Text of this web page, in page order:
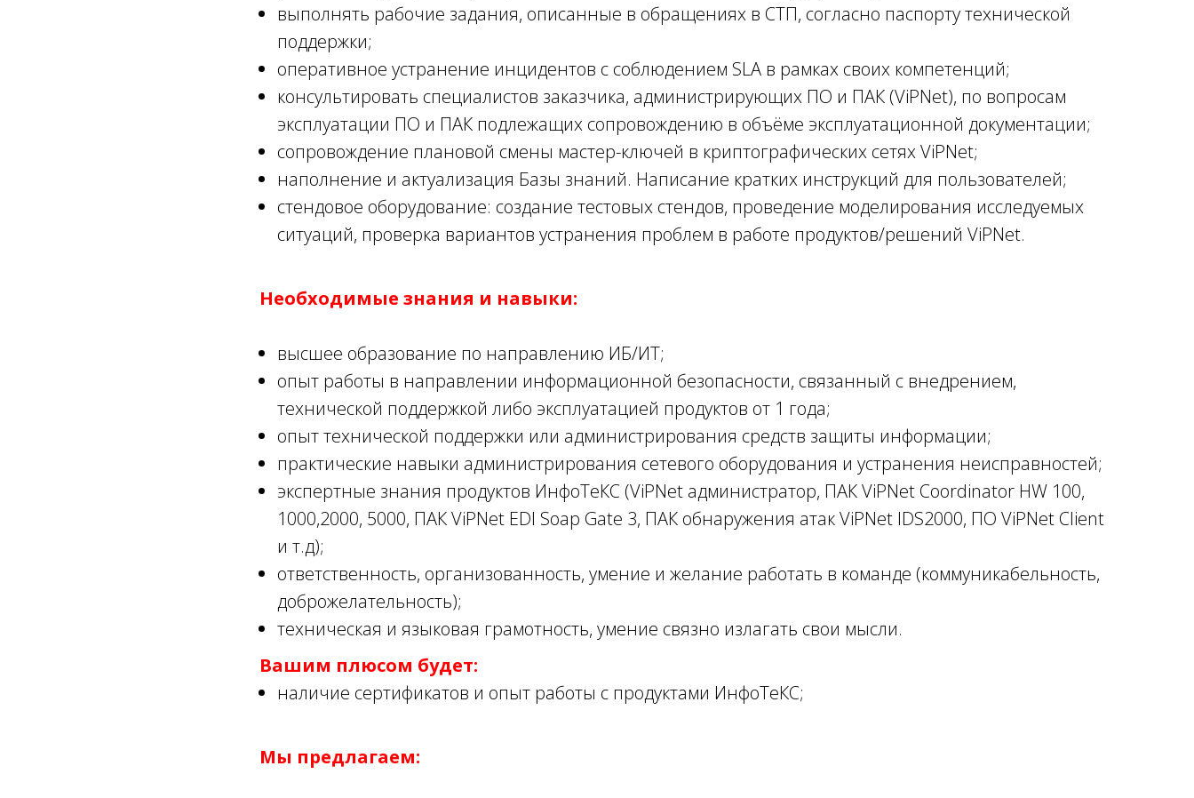
выполнять рабочие задания, описанные в обращениях в СТП, согласно паспорту технической
поддержки;
оперативное устранение инцидентов с соблюдением SLA в рамках своих компетенций;
консультировать специалистов заказчика, администрирующих ПО и ПАК (ViPNet), по вопросам
эксплуатации ПО и ПАК подлежащих сопровождению в объёме эксплуатационной документации;
сопровождение плановой смены мастер-ключей в криптографических сетях ViPNet;
наполнение и актуализация Базы знаний. Написание кратких инструкций для пользователей;
стендовое оборудование: создание тестовых стендов, проведение моделирования исследуемых
ситуаций, проверка вариантов устранения проблем в работе продуктов/решений ViPNet.
Необходимые знания и навыки:
высшее образование по направлению ИБ/ИТ;
опыт работы в направлении информационной безопасности, связанный с внедрением,
технической поддержкой либо эксплуатацией продуктов от 1 года;
опыт технической поддержки или администрирования средств защиты информации;
практические навыки администрирования сетевого оборудования и устранения неисправностей;
экспертные знания продуктов ИнфоТеКС (ViPNet администратор, ПАК ViPNet Coordinator HW 100,
1000,2000, 5000, ПАК ViPNet EDI Soap Gate 3, ПАК обнаружения атак ViPNet IDS2000, ПО ViPNet Client
и т.д);
ответственность, организованность, умение и желание работать в команде (коммуникабельность,
доброжелательность);
техническая и языковая грамотность, умение связно излагать свои мысли.
Вашим плюсом будет:
наличие сертификатов и опыт работы с продуктами ИнфоТеКС;
Мы предлагаем: